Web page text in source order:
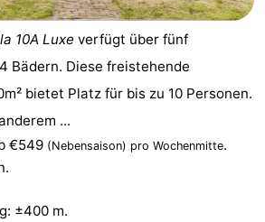
10A Luxe verfügt über fünf
Bädern. Diese freistehende
bietet Platz für bis zu 10 Personen.
...
€549 (Nebensaison) pro Wochenmitte.
: ±400 m.